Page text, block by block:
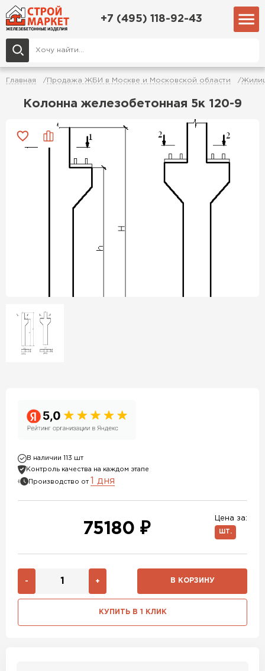
+7 (495) 118-92-43
Главная Продажа ЖБИ в Москве и Московской области
Колонна железобетонная 5к 120-9
В наличии 113 шт
Контроль качества на каждом этапе
Производство от 1 дня
Цена за:
ШТ.
75180 ₽
- + В КОРЗИНУ
КУПИТЬ В 1 КЛИК